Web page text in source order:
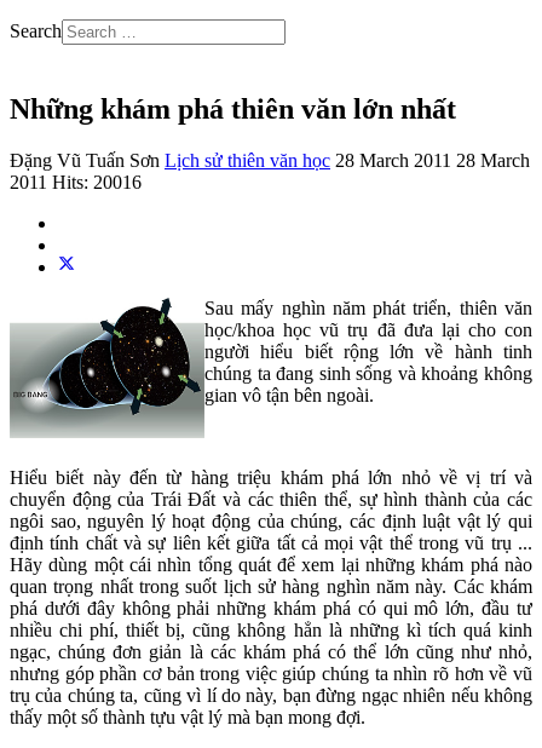
Search
Những khám phá thiên văn lớn nhất
Đặng Vũ Tuấn Sơn Lịch sử thiên văn học 28 March 2011 28 March
2011 Hits: 20016
Sau mấy nghìn năm phát triển, thiên văn
học/khoa học vũ trụ đã đưa lại cho con
người hiểu biết rộng lớn về hành tinh
chúng ta đang sinh sống và khoảng không
gian vô tận bên ngoài.
Hiểu biết này đến từ hàng triệu khám phá lớn nhỏ về vị trí và
chuyển động của Trái Đất và các thiên thể, sự hình thành của các
ngôi sao, nguyên lý hoạt động của chúng, các định luật vật lý qui
định tính chất và sự liên kết giữa tất cả mọi vật thể trong vũ trụ ...
Hãy dùng một cái nhìn tổng quát để xem lại những khám phá nào
quan trọng nhất trong suốt lịch sử hàng nghìn năm này. Các khám
phá dưới đây không phải những khám phá có qui mô lớn, đầu tư
nhiều chi phí, thiết bị, cũng không hẳn là những kì tích quá kinh
ngạc, chúng đơn giản là các khám phá có thể lớn cũng như nhỏ,
nhưng góp phần cơ bản trong việc giúp chúng ta nhìn rõ hơn về vũ
trụ của chúng ta, cũng vì lí do này, bạn đừng ngạc nhiên nếu không
thấy một số thành tựu vật lý mà bạn mong đợi.